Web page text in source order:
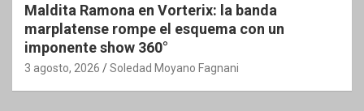
Maldita Ramona en Vorterix: la banda
marplatense rompe el esquema con un
imponente show 360°
3 agosto, 2026 Soledad Moyano Fagnani